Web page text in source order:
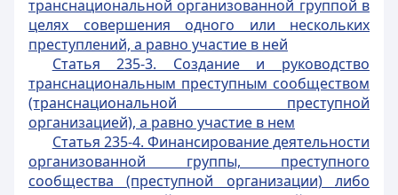
транснациональной организованной группой в
целях совершения одного или нескольких
преступлений, а равно участие в ней
Статья 235-3. Создание и руководство
транснациональным преступным сообществом
(транснациональной преступной
организацией), а равно участие в нем
Статья 235-4. Финансирование деятельности
организованной группы, преступного
сообщества (преступной организации) либо